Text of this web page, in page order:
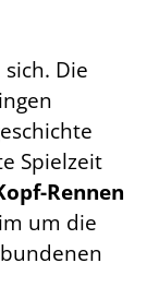
Die
Spielzeit
Rennen
um die